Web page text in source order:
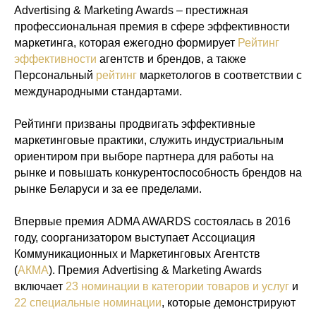
Advertising & Marketing Awards – престижная
профессиональная премия в сфере эффективности
маркетинга, которая ежегодно формирует Рейтинг
эффективности агентств и брендов, а также
Персональный рейтинг маркетологов в соответствии с
международными стандартами.
Рейтинги призваны продвигать эффективные
маркетинговые практики, служить индустриальным
ориентиром при выборе партнера для работы на
рынке и повышать конкурентоспособность брендов на
рынке Беларуси и за ее пределами.
Впервые премия ADMA AWARDS состоялась в 2016
году, соорганизатором выступает Ассоциация
Коммуникационных и Маркетинговых Агентств
(АКМА). Премия Advertising & Marketing Awards
включает 23 номинации в категории товаров и услуг и
22 специальные номинации, которые демонстрируют